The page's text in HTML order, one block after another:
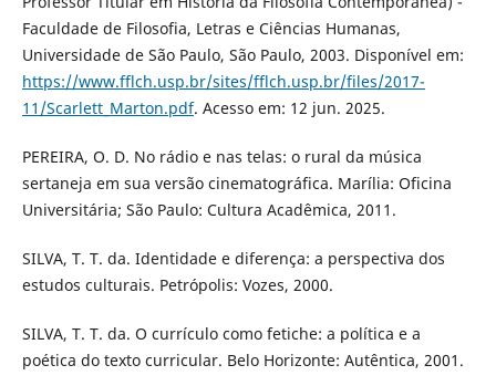
Faculdade de Filosofia, Letras e Ciências Humanas,
Universidade de São Paulo, São Paulo, 2003. Disponível em:
https://www.fflch.usp.br/sites/fflch.usp.br/files/2017-
11/Scarlett_Marton.pdf. Acesso em: 12 jun. 2025.
PEREIRA, O. D. No rádio e nas telas: o rural da música
sertaneja em sua versão cinematográfica. Marília: Oficina
Universitária; São Paulo: Cultura Acadêmica, 2011.
SILVA, T. T. da. Identidade e diferença: a perspectiva dos
estudos culturais. Petrópolis: Vozes, 2000.
SILVA, T. T. da. O currículo como fetiche: a política e a
poética do texto curricular. Belo Horizonte: Autêntica, 2001.